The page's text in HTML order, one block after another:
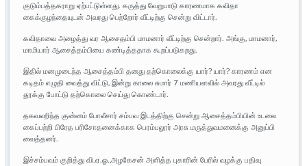
குடும்பத்தகராறு ஏற்பட்டுள்ளது. கருத்து வேறுபாடு காரணமாக கவிதா
கைக்குழந்தையுடன் அவரது பெற்றோர் வீட்டிற்கு சென்று விட்டார்.
கவிதாவை அழைத்து வர ஆசைதம்பி மாமனார் வீட்டிற்கு சென்றார். அங்கு, மாமனார்,
மாமியார் ஆசைத்தம்பியை கண்டித்ததாக கூறப்படுகறது.
இதில் மனமுடைந்த ஆசைத்தம்பி தனது தற்கொலைக்கு யார்? யார்? காரணம் என
கடிதம் எழுதி வைத்து விட்டு, இன்று காலை சுமார் 7 மணியளவில் அவரது வீட்டில்
தூக்கு போட்டு தற்கொலை செய்து கொண்டார்.
தகவலறிந்த குன்னம் போலீசார் சம்பவ இடத்திற்கு சென்று ஆசைத்தம்பியின் உடலை
கைப்பற்றி பிரேத பரிசோதனைக்காக பெரம்பலூர் அரசு மருத்துவமனைக்கு அனுப்பி
வைத்தனர்.
இச்சம்பவம் குறித்து வி.ஏ.ஓ.,அழகேசன் அளித்த புகாரின் பேரில் வழக்கு பதிவு